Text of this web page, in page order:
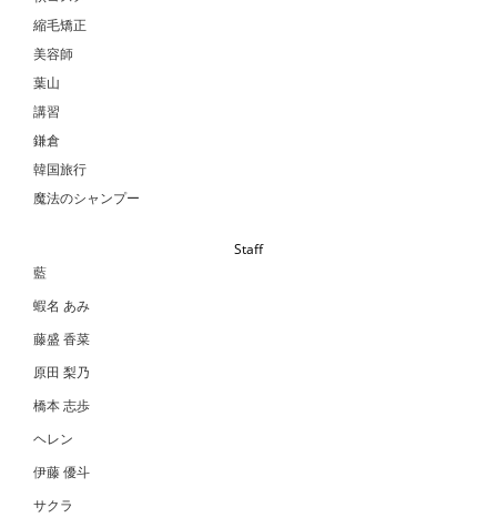
縮毛矯正
美容師
葉山
講習
鎌倉
韓国旅行
魔法のシャンプー
Staff
藍
蝦名 あみ
藤盛 香菜
原田 梨乃
橋本 志歩
ヘレン
伊藤 優斗
サクラ